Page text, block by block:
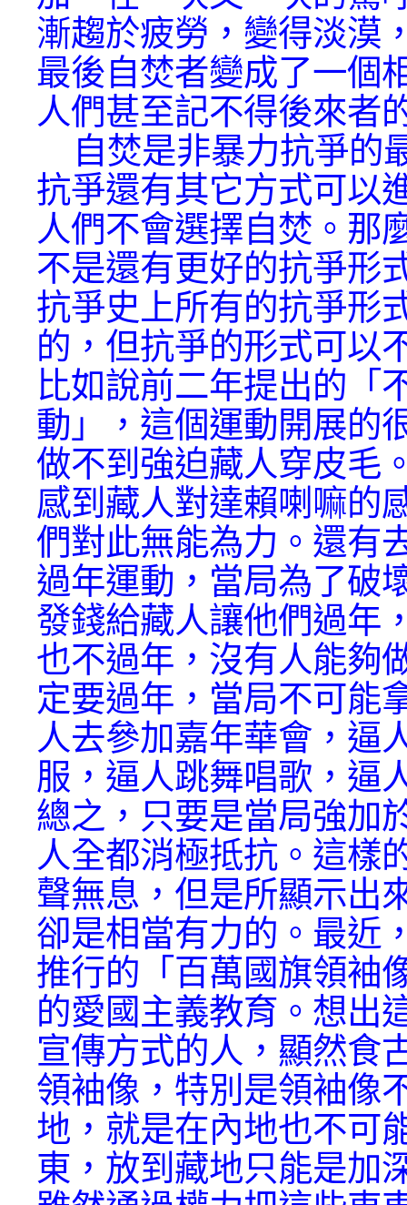
漸趨於疲勞，變得淡漠
最後自焚者變成了一個
人們甚至記不得後來者
自焚是非暴力抗爭的
抗爭還有其它方式可以
人們不會選擇自焚。那
不是還有更好的抗爭形
抗爭史上所有的抗爭形
的，但抗爭的形式可以
比如說前二年提出的「
動」，這個運動開展的
做不到強迫藏人穿皮毛
感到藏人對達賴喇嘛的
們對此無能為力。還有
過年運動，當局為了破
發錢給藏人讓他們過年
也不過年，沒有人能夠
定要過年，當局不可能
人去參加嘉年華會，逼
服，逼人跳舞唱歌，逼
總之，只要是當局強加
人全都消極抵抗。這樣
聲無息，但是所顯示出
卻是相當有力的。最近
推行的「百萬國旗領袖
的愛國主義教育。想出
宣傳方式的人，顯然食
領袖像，特別是領袖像
地，就是在內地也不可
東，放到藏地只能是加